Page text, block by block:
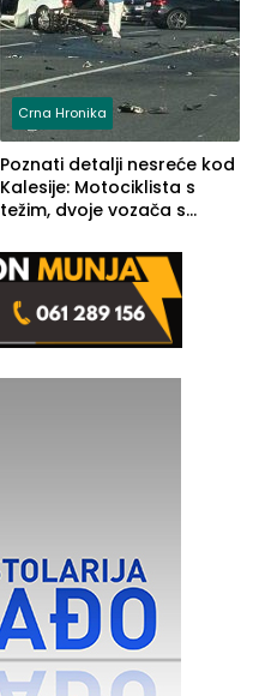
Crna Hronika
Poznati detalji nesreće kod
Kalesije: Motociklista s
težim, dvoje vozača s